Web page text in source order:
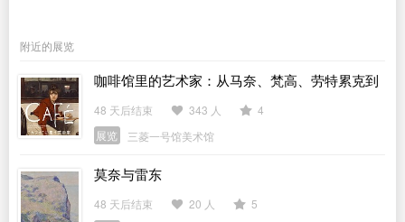
附近的展览
咖啡馆里的艺术家：从马奈、梵高、劳特累克到
毕加索
48 天后结束 343 人
4
展览
三菱一号馆美术馆
莫奈与雷东
48 天后结束 20 人
5